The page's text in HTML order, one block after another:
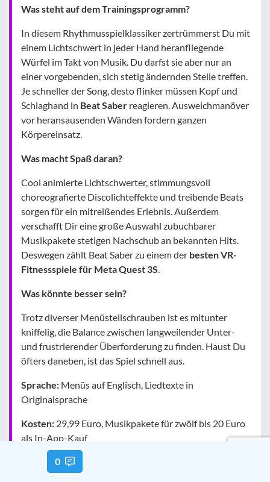
Was steht auf dem Trainingsprogramm?
In diesem Rhythmusspielklassiker zertrümmerst Du mit
einem Lichtschwert in jeder Hand heranfliegende
Würfel im Takt von Musik. Du darfst sie aber nur an
einer vorgebenden, sich stetig ändernden Stelle treffen.
Je schneller der Song, desto flinker müssen Kopf und
Schlaghand in Beat Saber reagieren. Ausweichmanöver
vor heransausenden Wänden fordern ganzen
Körpereinsatz.
Was macht Spaß daran?
Cool animierte Lichtschwerter, stimmungsvoll
choreografierte Discolichteffekte und treibende Beats
sorgen für ein mitreißendes Erlebnis. Außerdem
verschafft Dir eine große Auswahl zubuchbarer
Musikpakete stetigen Nachschub an bekannten Hits.
Deswegen zählt Beat Saber zu einem der besten VR-
Fitnessspiele für Meta Quest 3S.
Was könnte besser sein?
Trotz diverser Menüstellschrauben ist es mitunter
kniffelig, die Balance zwischen langweilender Unter-
und frustrierender Überforderung zu finden. Haust Du
öfters daneben, ist das Spiel schnell aus.
Sprache: Menüs auf Englisch, Liedtexte in
Originalsprache
Kosten: 29,99 Euro, Musikpakete für zwölf bis 20 Euro
als In-App-Kauf
0